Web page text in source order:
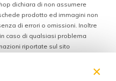
dichiara di non assumere
prodotto ed immagini non
di errori o omissioni. Inoltre
caso di qualsiasi problema
riportate sul sito
×